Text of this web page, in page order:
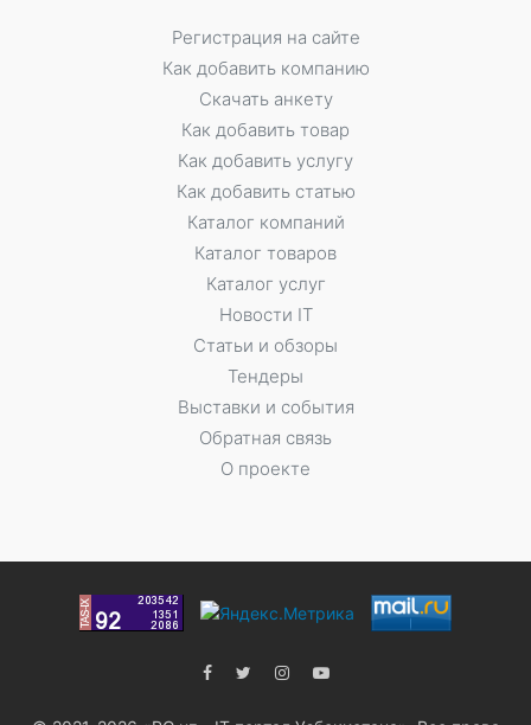
Регистрация на сайте
Как добавить компанию
Скачать анкету
Как добавить товар
Как добавить услугу
Как добавить статью
Каталог компаний
Каталог товаров
Каталог услуг
Новости IT
Статьи и обзоры
Тендеры
Выставки и события
Обратная связь
О проекте